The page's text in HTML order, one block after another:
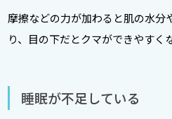
摩擦などの力が加わると肌の水分
り、目の下だとクマができやすく
睡眠が不足している